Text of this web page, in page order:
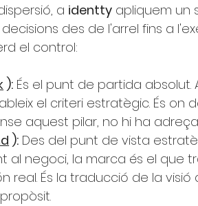
a identty apliquem un
des de l'arrel fins a
el control:
): És el punt de partida absolut.
el criteri estratègic. És on
aquest pilar, no hi ha
): Des del punt de vista
al negoci, la marca és el que
real. És la traducció de la